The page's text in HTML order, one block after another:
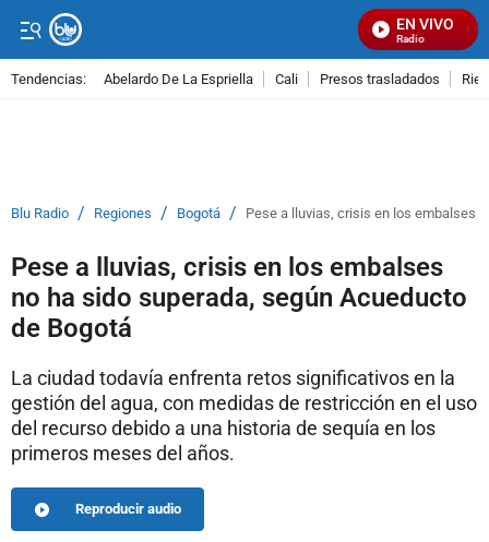
EN VIVO
Señal Visual Radio
Tendencias: Abelardo De La Espriella Cali Presos trasladados
Blu Radio / Regiones / Bogotá / Pese a lluvias, crisis en los embalses
Pese a lluvias, crisis en los embalses
no ha sido superada, según Acueducto
de Bogotá
La ciudad todavía enfrenta retos significativos en la
gestión del agua, con medidas de restricción en el uso
del recurso debido a una historia de sequía en los
primeros meses del años.
Reproducir audio